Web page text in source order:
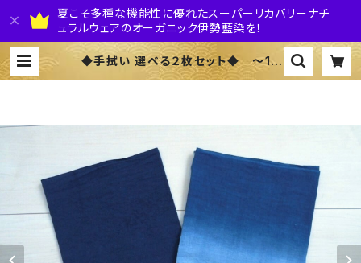
夏こそ多種な機能性に優れたスーパーリカバリーナチ
ュラルウェアのオーガニック伊勢藍染を！
◆手拭い 選べる２枚セット◆ ～10
0%オーガニックすくも使用 醗酵建て